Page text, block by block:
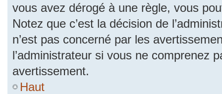
vous avez dérogé à une règle, vous
Notez que c’est la décision de
n’est pas concerné par les
l’administrateur si vous ne comprenez
avertissement.
Haut